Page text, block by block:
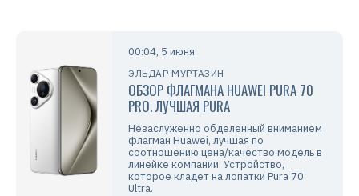
00:04, 5 июня
ЭЛЬДАР МУРТАЗИН
ОБЗОР ФЛАГМАНА HUAWEI PURA 70
PRO. ЛУЧШАЯ PURA
Незаслуженно обделенный вниманием
флагман Huawei, лучшая по
соотношению цена/качество модель в
линейке компании. Устройство,
которое кладет на лопатки Pura 70
Ultra.